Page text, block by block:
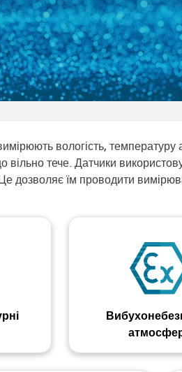
вологість, температуру
вільно тече. Датчики
дозволяє їм проводити